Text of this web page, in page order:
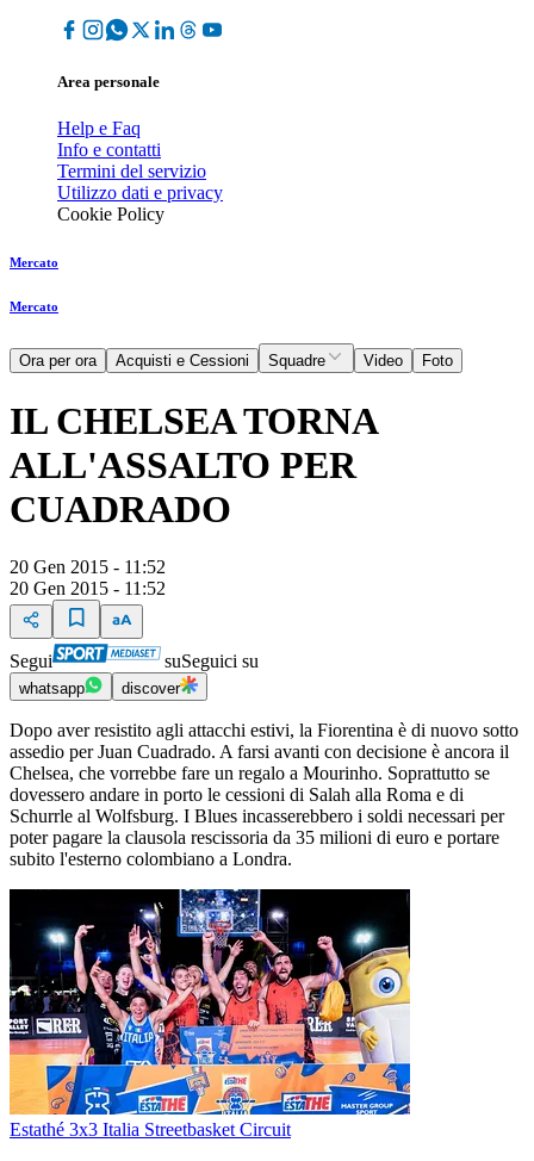
Area personale
Help e Faq
Info e contatti
Termini del servizio
Utilizzo dati e privacy
Cookie Policy
Mercato
Mercato
Ora per ora Acquisti e Cessioni Squadre Video Foto
IL CHELSEA TORNA
ALL'ASSALTO PER
CUADRADO
20 Gen 2015 - 11:52
20 Gen 2015 - 11:52
Segui suSeguici su
whatsapp discover
Dopo aver resistito agli attacchi estivi, la Fiorentina è di nuovo sotto
assedio per Juan Cuadrado. A farsi avanti con decisione è ancora il
Chelsea, che vorrebbe fare un regalo a Mourinho. Soprattutto se
dovessero andare in porto le cessioni di Salah alla Roma e di
Schurrle al Wolfsburg. I Blues incasserebbero i soldi necessari per
poter pagare la clausola rescissoria da 35 milioni di euro e portare
subito l'esterno colombiano a Londra.
Estathé 3x3 Italia Streetbasket Circuit